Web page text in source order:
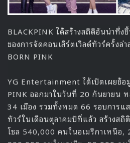
BLACKPINK ได้สร้างสถิติอันน่าทึ่ง
ของการจัดคอนเสิร์ตเวิลด์ทัวร์ครั้งล่
BORN PINK
YG Entertainment ได้เปิดเผยข้อ
PINK ออกมาในวันที่ 20 กันยายน
34 เมือง รวมทั้งหมด 66 รอบการแ
ทัวร์ในเดือนตุลาคมปีที่แล้ว สร้างส
โซล 540,000 คนในอเมริกาเหนือ,